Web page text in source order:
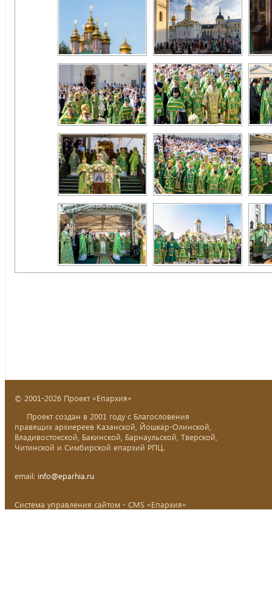
© 2001-2026 Проект «Епархия»
Проект создан в 2001 году с Благословения
правящих архиереев Казанской, Йошкар-Олинской,
Владивостокской, Бакинской, Барнаульской, Тверской,
Читинской и Симбирской епархий РПЦ.
email: info@eparhia.ru
Система управления сайтом - CMS «Епархия»